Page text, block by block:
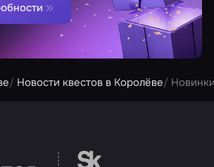
Новости квестов в Королёве
Перейти на сайт